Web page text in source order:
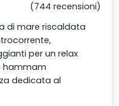
(744 recensioni)
di mare riscaldata
per un relax
hammam
dedicata al